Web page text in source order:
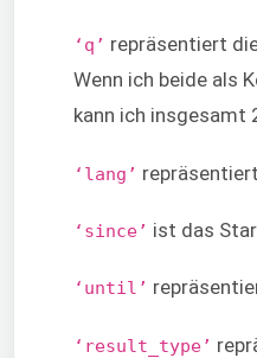
‘q’ repräsentiert
Wenn ich beide als
kann ich insgesamt
‘lang’
‘since’ ist das
‘until’
‘result_type’